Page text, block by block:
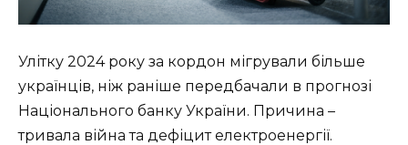
Улітку 2024 року за кордон мігрували більше
українців, ніж раніше передбачали в прогнозі
Національного банку України. Причина –
тривала війна та дефіцит електроенергії.